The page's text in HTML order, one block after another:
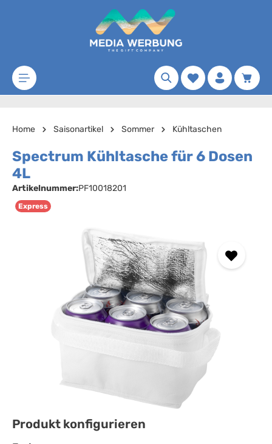
Zum Hauptinhalt springen
Merkzettel
Home Saisonartikel Sommer Kühltaschen
Spectrum Kühltasche für 6 Dosen
4L
Artikelnummer:PF10018201
Express
Bildergalerie überspringen
Produkt konfigurieren